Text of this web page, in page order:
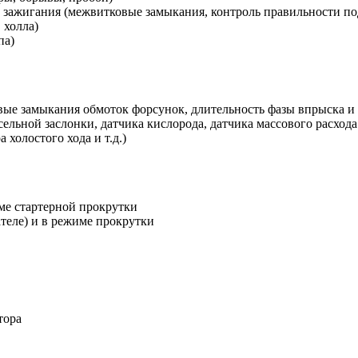
(межвитковые замыкания, контроль правильности
замыкания обмоток форсунок, длительность фазы впрыска и
заслонки, датчика кислорода, датчика массового
хода и т.д.)
стартерной прокрутки
и в режиме прокрутки